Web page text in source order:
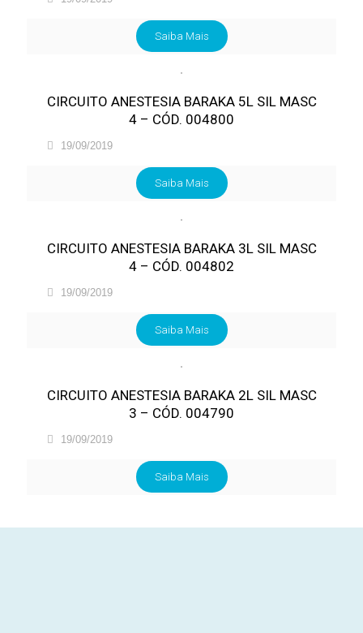
Saiba Mais
CIRCUITO ANESTESIA BARAKA 5L SIL MASC
4 – CÓD. 004800
19/09/2019
Saiba Mais
CIRCUITO ANESTESIA BARAKA 3L SIL MASC
4 – CÓD. 004802
19/09/2019
Saiba Mais
CIRCUITO ANESTESIA BARAKA 2L SIL MASC
3 – CÓD. 004790
19/09/2019
Saiba Mais